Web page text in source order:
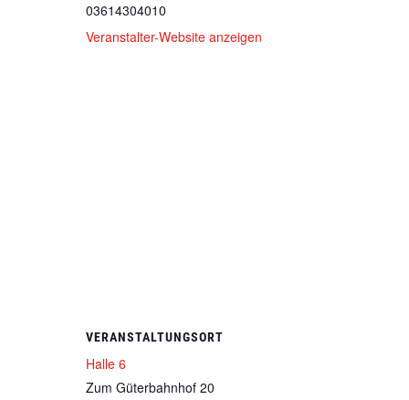
03614304010
Veranstalter-Website anzeigen
VERANSTALTUNGSORT
Halle 6
Zum Güterbahnhof 20